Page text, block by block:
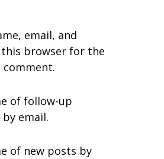
email, and
browser for the
of follow-up
email.
of new posts by